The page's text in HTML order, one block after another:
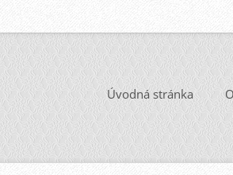
Úvodná stránka